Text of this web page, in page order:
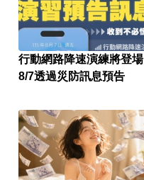
行動網路降速演練將登場
8/7透過災防訊息預告